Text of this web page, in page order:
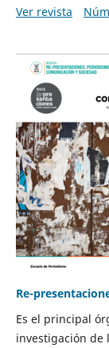
Ver revista
Re-
Es el principal
investigación de